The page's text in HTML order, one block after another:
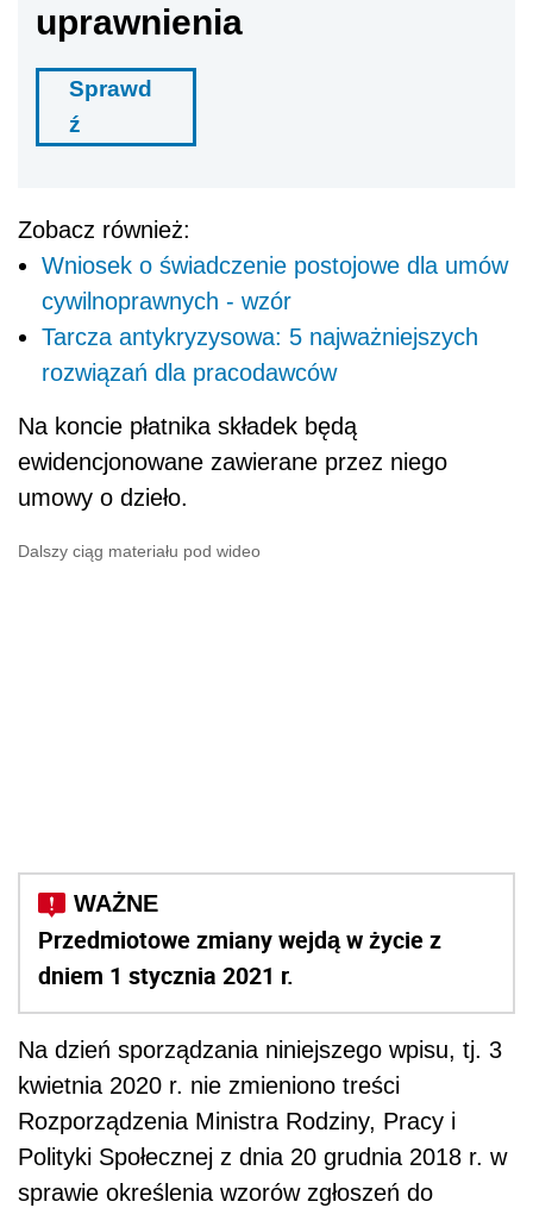
uprawnienia
Sprawd
ź
Zobacz również:
Wniosek o świadczenie postojowe dla umów
cywilnoprawnych - wzór
Tarcza antykryzysowa: 5 najważniejszych
rozwiązań dla pracodawców
Na koncie płatnika składek będą
ewidencjonowane zawierane przez niego
umowy o dzieło.
Dalszy ciąg materiału pod wideo
Przedmiotowe zmiany wejdą w życie z
dniem 1 stycznia 2021 r.
Na dzień sporządzania niniejszego wpisu, tj. 3
kwietnia 2020 r. nie zmieniono treści
Rozporządzenia Ministra Rodziny, Pracy i
Polityki Społecznej z dnia 20 grudnia 2018 r. w
sprawie określenia wzorów zgłoszeń do